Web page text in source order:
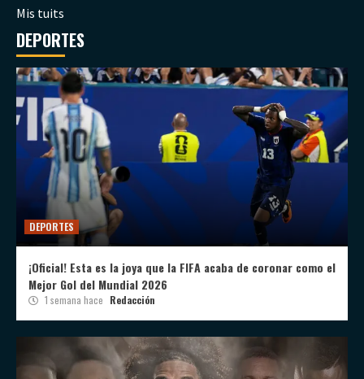
Mis tuits
DEPORTES
DEPORTES
¡Oficial! Esta es la joya que la FIFA acaba de coronar como el
Mejor Gol del Mundial 2026
1 semana hace Redacción